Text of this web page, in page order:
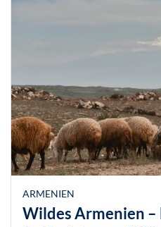
ARMENIEN
Wildes Armenien –